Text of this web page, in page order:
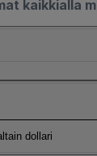
kaikkialla
dollari